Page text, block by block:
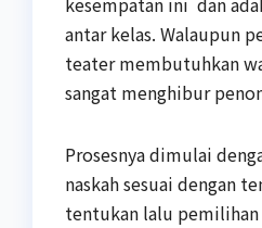
antar kelas. Walaupun
teater membutuhkan
sangat menghibur
Prosesnya dimulai
naskah sesuai dengan
tentukan lalu pemilihan